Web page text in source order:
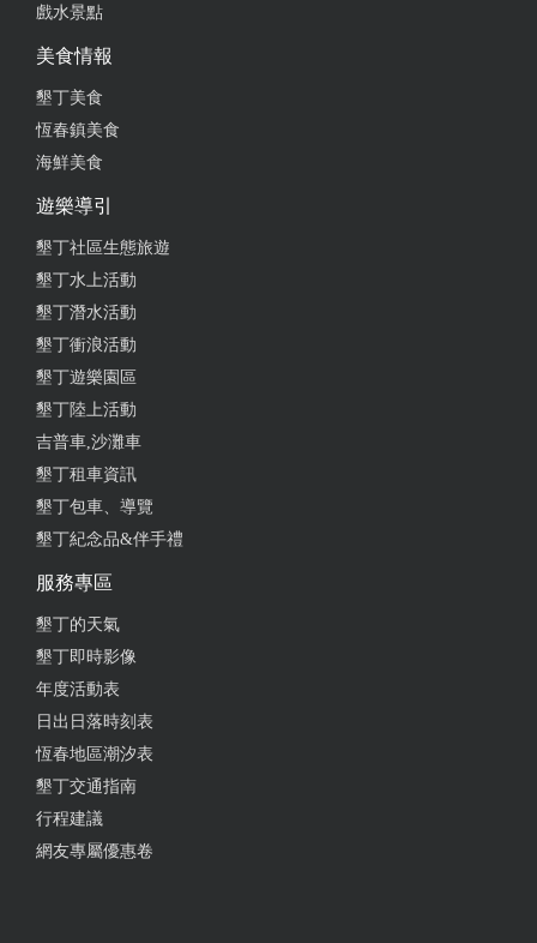
般然後很油
吃回味的，唯一美中不足是沒有冷氣，恆春很熱太陽
很大，會流汗的
好吃……鍋氣足，尤其蔥爆羊肚絕妙好吃，酸爽開
胃……但用餐環境可以加強些會更好！
羊肉香嫩好吃，口感有別於路邊羊肉炒飯燴飯等級，
鍋氣、香氣都有水準。 白飯上直接鋪上蔥爆羊肉也是
戲水景點
美食情報
墾丁美食
恆春鎮美食
海鮮美食
遊樂導引
墾丁社區生態旅遊
墾丁水上活動
墾丁潛水活動
墾丁衝浪活動
墾丁遊樂園區
墾丁陸上活動
吉普車,沙灘車
墾丁租車資訊
墾丁包車、導覽
墾丁紀念品&伴手禮
服務專區
墾丁的天氣
墾丁即時影像
年度活動表
日出日落時刻表
恆春地區潮汐表
墾丁交通指南
行程建議
網友專屬優惠卷